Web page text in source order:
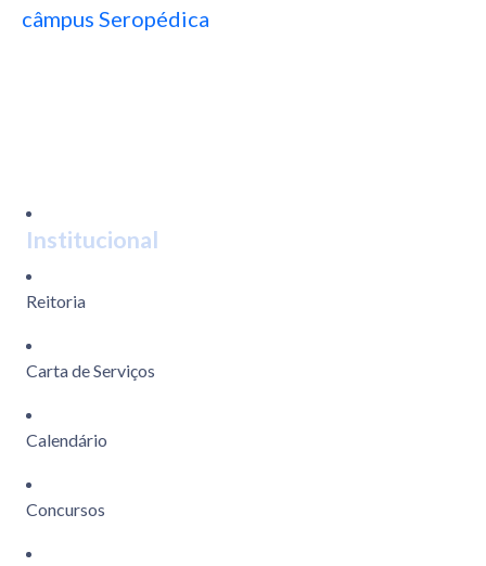
câmpus Seropédica
Institucional
Reitoria
Carta de Serviços
Calendário
Concursos